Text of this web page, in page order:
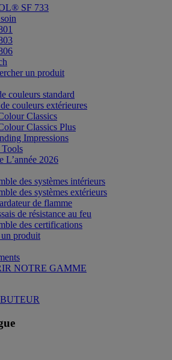
SF 733
un produit
couleurs standard
couleurs extérieures
Classics
Classics Plus
Impressions
L’année 2026
des systèmes intérieurs
des systèmes extérieurs
de flamme
de résistance au feu
des certifications
produit
NOTRE GAMME